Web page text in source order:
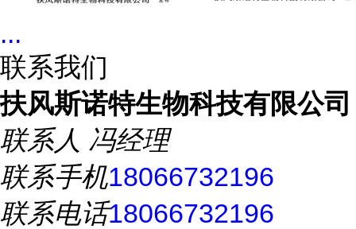
...
联系我们
扶风斯诺特生物科技有限公司
联系人 冯经理
联系手机18066732196
联系电话18066732196